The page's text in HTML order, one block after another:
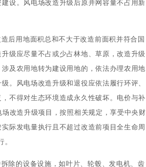
设。风电场改造升级后原并网容量不占用新
后用地面积总和不大于改造前面积并符合国
级应尽量不占或少占林地、草原，改造升级
及农用地转为建设用地的，依法办理农用地
。风电场改造升级和退役应依法履行环评、
不得对生态环境造成永久性破坏。电价与补
改造升级项目，按照相关规定，享受中央财
际发电量执行且不超过改造前项目全生命周
。
除的设备设施，如叶片、轮毂、发电机、齿